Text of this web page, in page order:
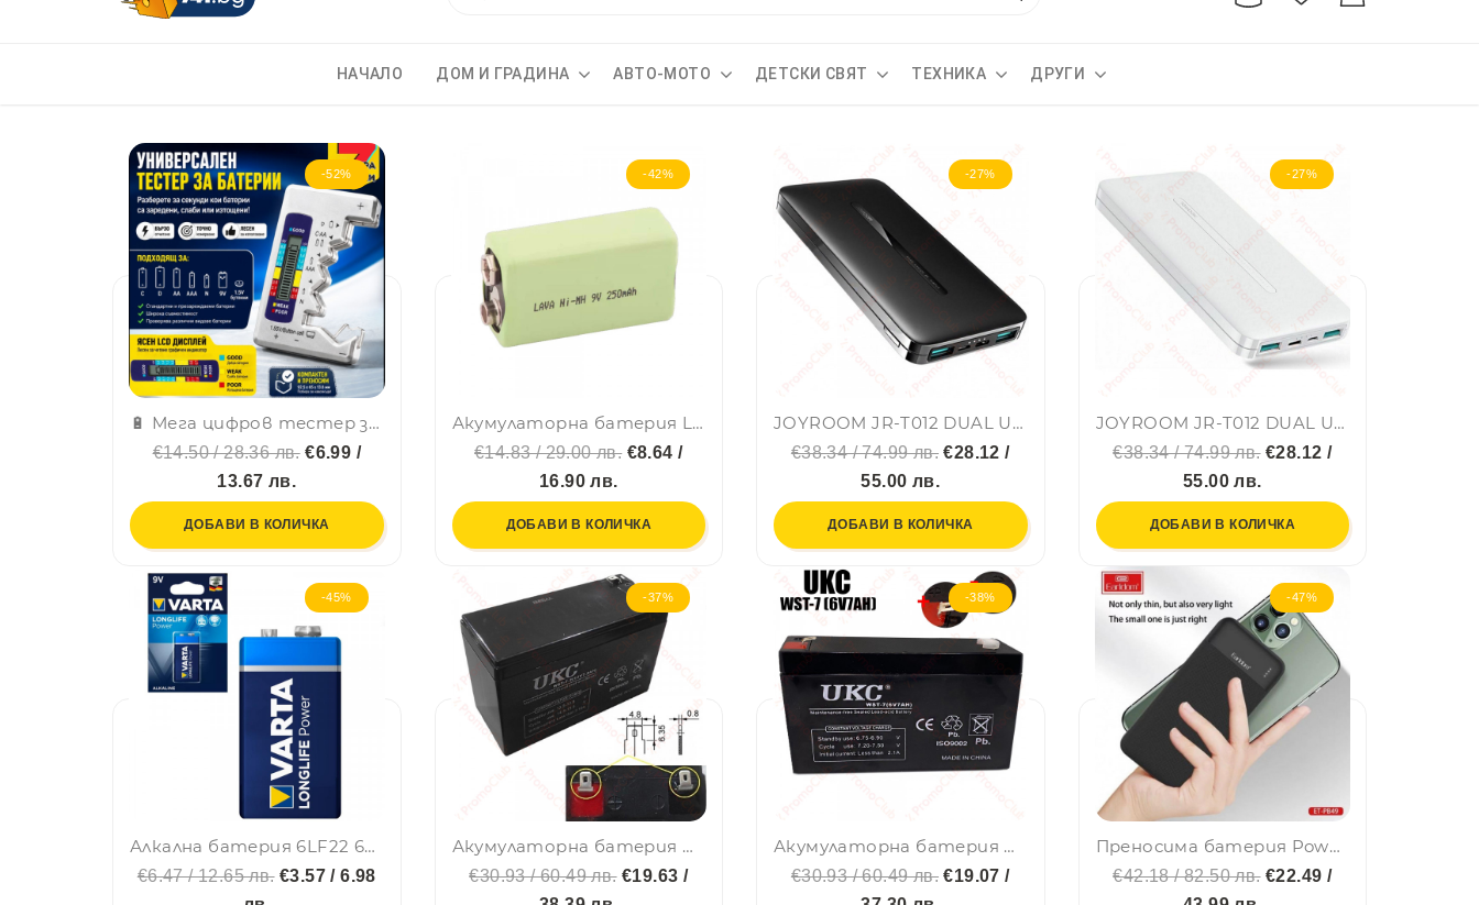
НАЧАЛО ДОМ И ГРАДИНА АВТО-МОТО ДЕТСКИ СВЯТ ТЕХНИКА ДРУГИ
-52%
🔋 Мега цифров тестер за батерии Voltra за 7 размера алкални и акумулаторни батерии
€14.50 / 28.36 лв.€6.99 /
13.67 лв.
ДОБАВИ В КОЛИЧКА
-42%
Акумулаторна батерия LAVA 9V/250mAh 6F22
€14.83 / 29.00 лв.€8.64 /
16.90 лв.
ДОБАВИ В КОЛИЧКА
-27%
JOYROOM JR-T012 DUAL USB Захранваща батерия 10,000MAH, Черен
€38.34 / 74.99 лв. €28.12 /
55.00 лв.
ДОБАВИ В КОЛИЧКА
-27%
JOYROOM JR-T012 DUAL USB Захранваща батерия 10,000MAH, Бял
€38.34 / 74.99 лв.€28.12 /
55.00 лв.
ДОБАВИ В КОЛИЧКА
-45%
Алкална батерия 6LF22 6LR61 Longlife Powe VARTA
€6.47 / 12.65 лв.€3.57 / 6.98
-37%
Акумулаторна батерия UKC 12V 7Ah WST-7.2(12V7.2AH) - оловно-киселинна, акумулатор
€30.93 / 60.49 лв.€19.63 /
-38%
Акумулаторна батерия UKC 6V 7Ah WST-7(6V7AH) - оловно-киселинна, акумулатор
€30.93 / 60.49 лв. €19.07 /
-47%
Преносима батерия Powerbank EARLDOM PB49 10000mAh
€42.18 / 82.50 лв.€22.49 /